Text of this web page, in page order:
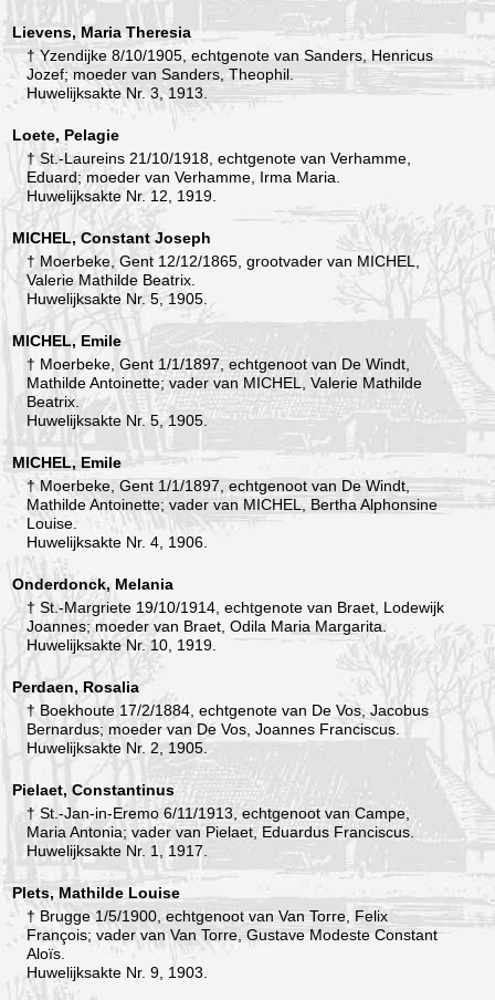
Lievens, Maria Theresia
† Yzendijke 8/10/1905, echtgenote van Sanders, Henricus
Jozef; moeder van Sanders, Theophil.
Huwelijksakte Nr. 3, 1913.
Loete, Pelagie
† St.-Laureins 21/10/1918, echtgenote van Verhamme,
Eduard; moeder van Verhamme, Irma Maria.
Huwelijksakte Nr. 12, 1919.
MICHEL, Constant Joseph
† Moerbeke, Gent 12/12/1865, grootvader van MICHEL,
Valerie Mathilde Beatrix.
Huwelijksakte Nr. 5, 1905.
MICHEL, Emile
† Moerbeke, Gent 1/1/1897, echtgenoot van De Windt,
Mathilde Antoinette; vader van MICHEL, Valerie Mathilde
Beatrix.
Huwelijksakte Nr. 5, 1905.
MICHEL, Emile
† Moerbeke, Gent 1/1/1897, echtgenoot van De Windt,
Mathilde Antoinette; vader van MICHEL, Bertha Alphonsine
Louise.
Huwelijksakte Nr. 4, 1906.
Onderdonck, Melania
† St.-Margriete 19/10/1914, echtgenote van Braet, Lodewijk
Joannes; moeder van Braet, Odila Maria Margarita.
Huwelijksakte Nr. 10, 1919.
Perdaen, Rosalia
† Boekhoute 17/2/1884, echtgenote van De Vos, Jacobus
Bernardus; moeder van De Vos, Joannes Franciscus.
Huwelijksakte Nr. 2, 1905.
Pielaet, Constantinus
† St.-Jan-in-Eremo 6/11/1913, echtgenoot van Campe,
Maria Antonia; vader van Pielaet, Eduardus Franciscus.
Huwelijksakte Nr. 1, 1917.
Plets, Mathilde Louise
† Brugge 1/5/1900, echtgenoot van Van Torre, Felix
François; vader van Van Torre, Gustave Modeste Constant
Aloïs.
Huwelijksakte Nr. 9, 1903.